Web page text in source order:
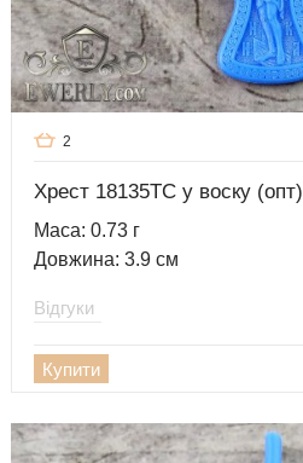
2
Хрест 18135TC у воску (опт)
Маса: 0.73 г
Довжина: 3.9 см
Відгуки
Купити